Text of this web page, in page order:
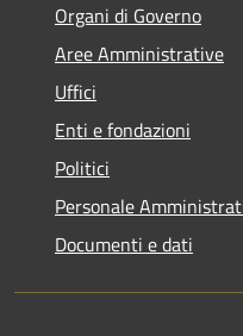
Organi di Governo
Aree Amministrative
Uffici
Enti e fondazioni
Politici
Personale
Documenti e dati